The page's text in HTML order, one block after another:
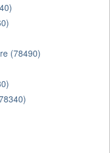
(78490)